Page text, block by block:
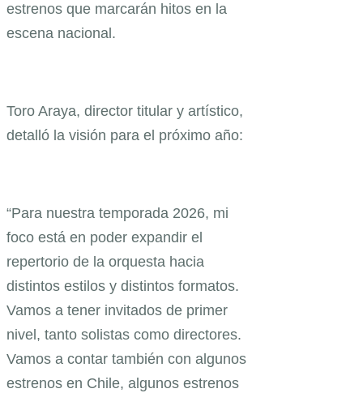
estrenos que marcarán hitos en la
escena nacional.
Toro Araya, director titular y artístico,
detalló la visión para el próximo año:
“Para nuestra temporada 2026, mi
foco está en poder expandir el
repertorio de la orquesta hacia
distintos estilos y distintos formatos.
Vamos a tener invitados de primer
nivel, tanto solistas como directores.
Vamos a contar también con algunos
estrenos en Chile, algunos estrenos